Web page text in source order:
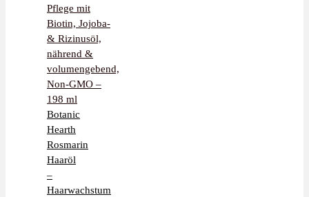
Botanic
Hearth
Rosmarin
Haaröl
–
Haarwachstum